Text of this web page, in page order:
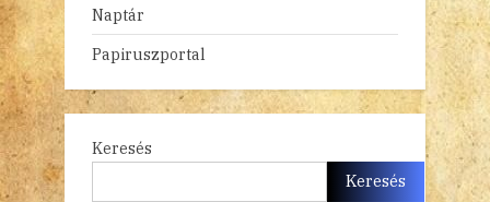
Naptár
Papiruszportal
Keresés
Keresés